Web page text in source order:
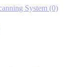
System (0)